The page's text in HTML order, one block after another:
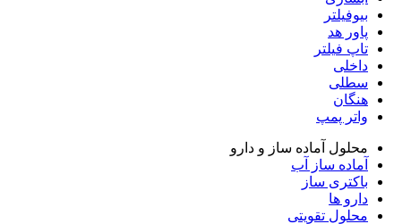
بیوفیلتر
پاور هد
تاپ فیلتر
داخلی
سطلی
هنگان
واتر پمپ
محلول آماده ساز و دارو
آماده ساز آب
باکتری ساز
دارو ها
محلول تقویتی